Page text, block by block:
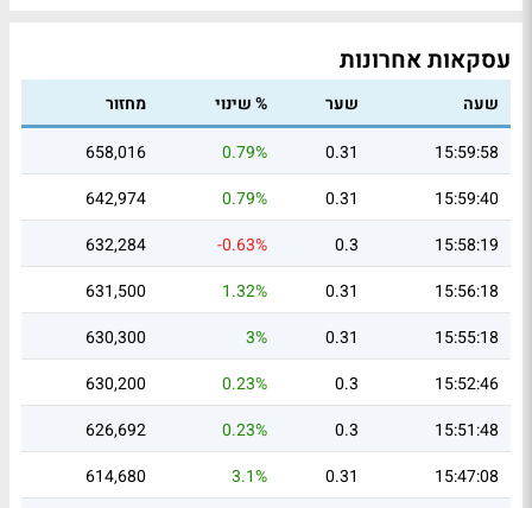
עסקאות אחרונות
שעה שער % שינוי
מחזור
15:59:58
0.31
0.79%
658,016
15:59:40
0.31
0.79%
642,974
15:58:19
0.3
-0.63%
632,284
15:56:18
0.31
1.32%
631,500
15:55:18
0.31
3%
630,300
15:52:46
0.3
0.23%
630,200
15:51:48
0.3
0.23%
626,692
15:47:08
0.31
3.1%
614,680